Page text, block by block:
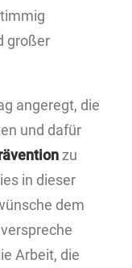
großer
angeregt, die
und dafür
zu
in dieser
dem
Arbeit, die